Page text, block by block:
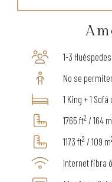
1-3 Huéspedes
No se
1 King + 1
1765 ft2/ 164 m
1173 ft2/ 109 m
Internet fibra